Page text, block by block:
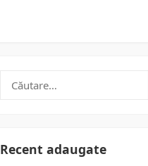
Caută
Recent adaugate